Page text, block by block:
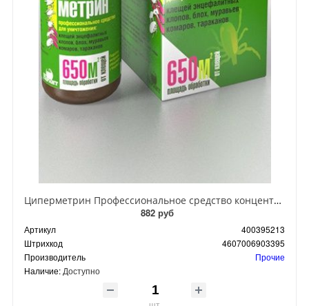
Циперметрин Профессиональное средство концентрат эмульсии 25% для уничтожения тараканов, мух,комаров, блох, клопов, муравьев, ос 50 мл
882 руб
Артикул
400395213
Штрихкод
4607006903395
Производитель
Прочие
Наличие: Доступно